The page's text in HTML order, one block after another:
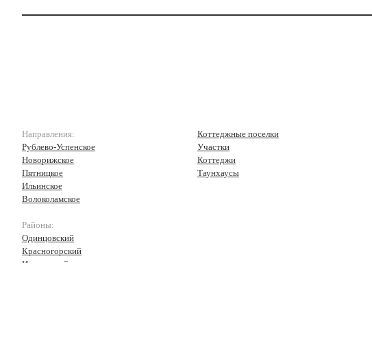
Направления:
Рублево-Успенское
Новорижское
Пятницкое
Ильинское
Волоколамское
Районы:
Одинцовский
Красногорский
Истринский
Коттеджные поселки
Участки
Коттеджи
Таунхаусы